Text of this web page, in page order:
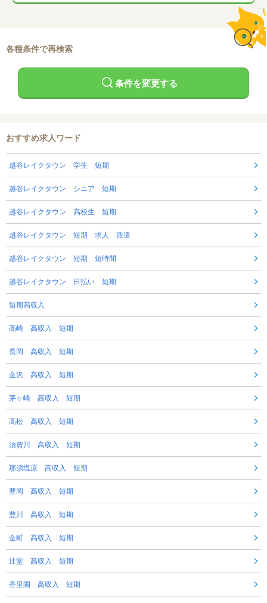
各種条件で再検索
条件を変更する
おすすめ求人ワード
越谷レイクタウン 学生 短期
越谷レイクタウン シニア 短期
越谷レイクタウン 高校生 短期
越谷レイクタウン 短期 求人 派遣
越谷レイクタウン 短期 短時間
越谷レイクタウン 日払い 短期
短期高収入
高崎 高収入 短期
長岡 高収入 短期
金沢 高収入 短期
茅ヶ崎 高収入 短期
高松 高収入 短期
須賀川 高収入 短期
那須塩原 高収入 短期
豊岡 高収入 短期
豊川 高収入 短期
金町 高収入 短期
辻堂 高収入 短期
香里園 高収入 短期